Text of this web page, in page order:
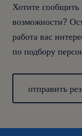
Хотите
возможности?
работа вас
по подбору
отправить